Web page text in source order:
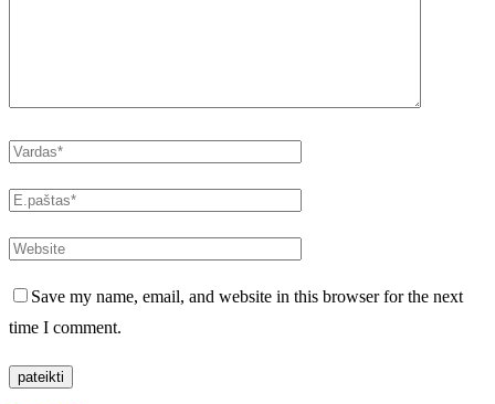
Save my name, email, and website in this browser for the next
time I comment.